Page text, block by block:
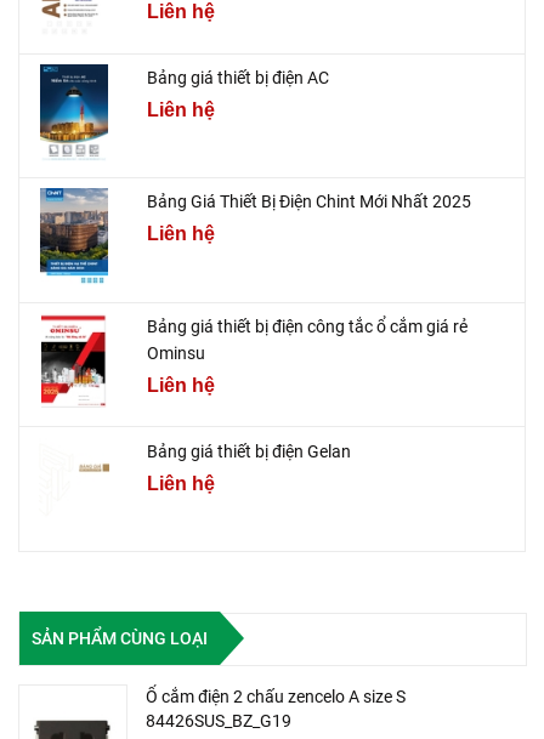
Liên hệ
Bảng giá thiết bị điện AC
Liên hệ
Bảng Giá Thiết Bị Điện Chint Mới Nhất 2025
Liên hệ
Bảng giá thiết bị điện công tắc ổ cắm giá rẻ
Ominsu
Liên hệ
Bảng giá thiết bị điện Gelan
Liên hệ
SẢN PHẨM CÙNG LOẠI
Ổ cắm điện 2 chấu zencelo A size S
84426SUS_BZ_G19